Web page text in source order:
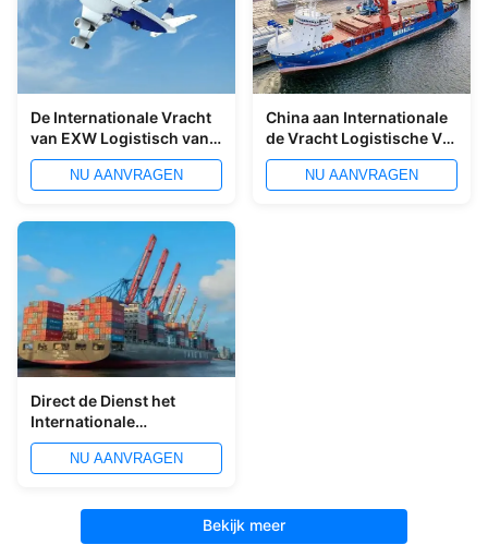
De Internationale Vracht
van EXW Logistisch van
China aan wereldwijd
NU AANVRAGEN
China aan Internationale
de Vracht Logistische Vrij
van Spanje - de
pakhuisdienst
NU AANVRAGEN
Direct de Dienst het
Internationale
Verschepen Logistisch
van China aan Zuidoost-
NU AANVRAGEN
Bekijk meer